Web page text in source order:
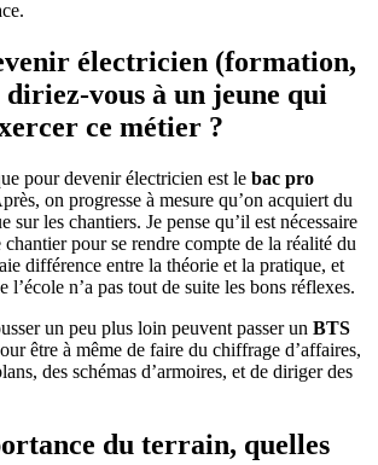
électricien (formation,
diriez-vous à un jeune qui
ce métier ?
pour devenir électricien est le bac pro
on progresse à mesure qu’on acquiert du
sur les chantiers. Je pense qu’il est nécessaire
chantier pour se rendre compte de la réalité du
différence entre la théorie et la pratique, et
l’école n’a pas tout de suite les bons réflexes.
un peu plus loin peuvent passer un BTS
être à même de faire du chiffrage d’affaires,
des schémas d’armoires, et de diriger des
du terrain, quelles